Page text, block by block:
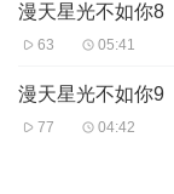
漫天星光不如你8
63 05:41
漫天星光不如你9
77 04:42